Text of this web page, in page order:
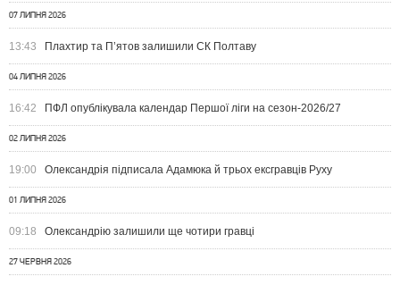
07 ЛИПНЯ 2026
13:43 Плахтир та П’ятов залишили СК Полтаву
04 ЛИПНЯ 2026
16:42 ПФЛ опублікувала календар Першої ліги на сезон-2026/27
02 ЛИПНЯ 2026
19:00 Олександрія підписала Адамюка й трьох ексгравців Руху
01 ЛИПНЯ 2026
09:18 Олександрію залишили ще чотири гравці
27 ЧЕРВНЯ 2026